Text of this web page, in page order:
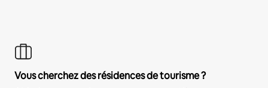
Vous cherchez des résidences de tourisme ?